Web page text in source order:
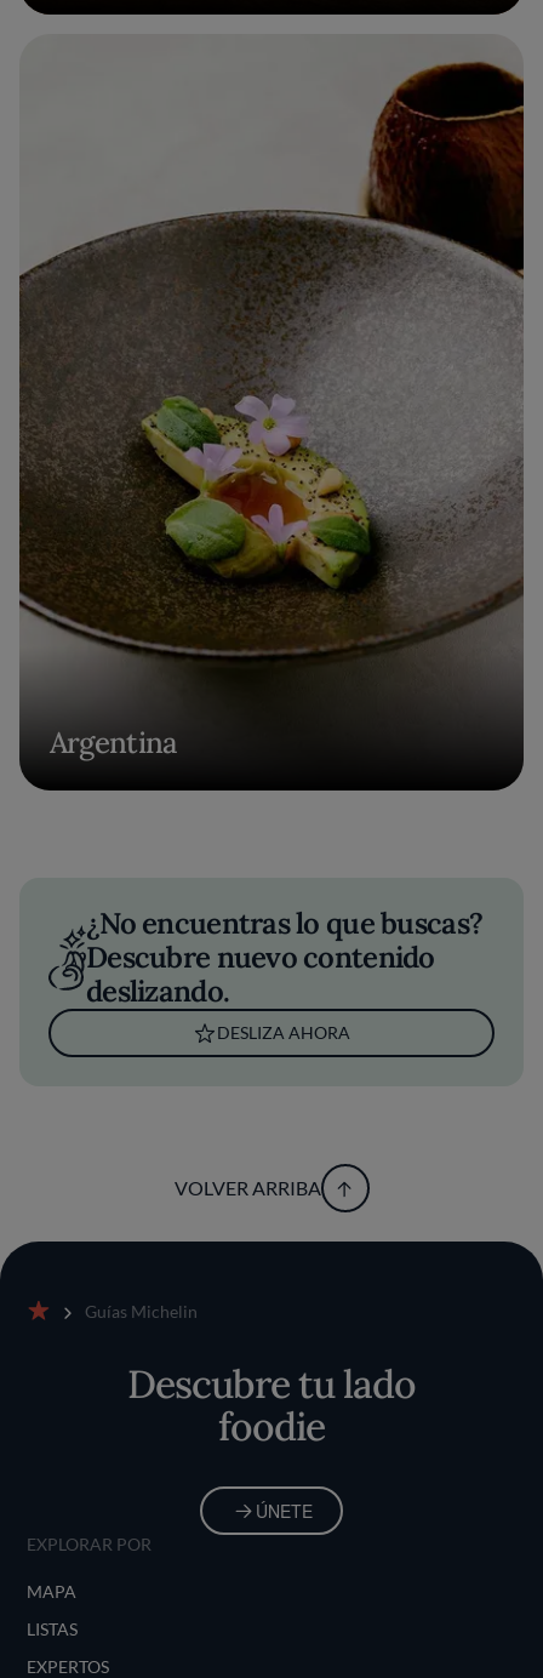
Argentina
¿No encuentras lo que buscas?
Descubre nuevo contenido
deslizando.
DESLIZA AHORA
VOLVER ARRIBA
Guías Michelin
Descubre tu lado
foodie
ÚNETE
EXPLORAR POR
MAPA
LISTAS
EXPERTOS